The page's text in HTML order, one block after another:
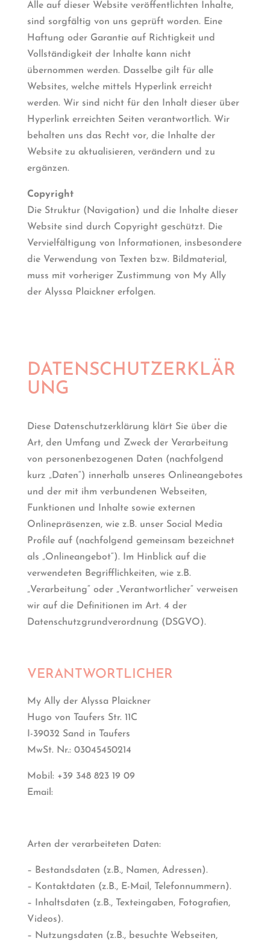
Alle auf dieser Website veröffentlichten Inhalte,
sind sorgfältig von uns geprüft worden. Eine
Haftung oder Garantie auf Richtigkeit und
Vollständigkeit der Inhalte kann nicht
übernommen werden. Dasselbe gilt für alle
Websites, welche mittels Hyperlink erreicht
werden. Wir sind nicht für den Inhalt dieser über
Hyperlink erreichten Seiten verantwortlich. Wir
behalten uns das Recht vor, die Inhalte der
Website zu aktualisieren, verändern und zu
ergänzen.
Copyright
Die Struktur (Navigation) und die Inhalte dieser
Website sind durch Copyright geschützt. Die
Vervielfältigung von Informationen, insbesondere
die Verwendung von Texten bzw. Bildmaterial,
muss mit vorheriger Zustimmung von My Ally
der Alyssa Plaickner erfolgen.
DATENSCHUTZERKLÄR
UNG
Diese Datenschutzerklärung klärt Sie über die
Art, den Umfang und Zweck der Verarbeitung
von personenbezogenen Daten (nachfolgend
kurz „Daten“) innerhalb unseres Onlineangebotes
und der mit ihm verbundenen Webseiten,
Funktionen und Inhalte sowie externen
Onlinepräsenzen, wie z.B. unser Social Media
Profile auf (nachfolgend gemeinsam bezeichnet
als „Onlineangebot“). Im Hinblick auf die
verwendeten Begrifflichkeiten, wie z.B.
„Verarbeitung“ oder „Verantwortlicher“ verweisen
wir auf die Definitionen im Art. 4 der
Datenschutzgrundverordnung (DSGVO).
VERANTWORTLICHER
My Ally der Alyssa Plaickner
Hugo von Taufers Str. 11C
I-39032 Sand in Taufers
MwSt. Nr.: 03045450214
Mobil: +39 348 823 19 09
Email:
Arten der verarbeiteten Daten:
– Bestandsdaten (z.B., Namen, Adressen).
– Kontaktdaten (z.B., E-Mail, Telefonnummern).
– Inhaltsdaten (z.B., Texteingaben, Fotografien,
Videos).
– Nutzungsdaten (z.B., besuchte Webseiten,